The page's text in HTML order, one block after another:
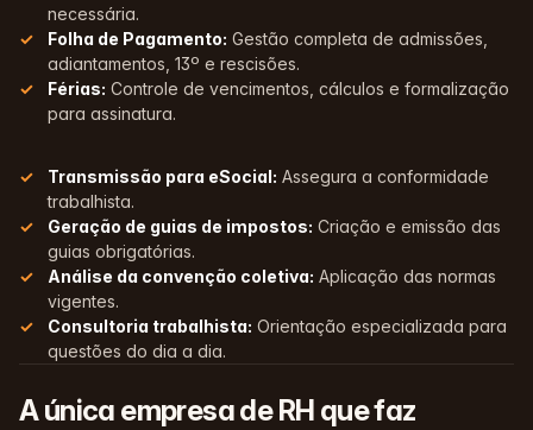
necessária.
Folha de Pagamento: Gestão completa de admissões,
adiantamentos, 13º e rescisões.
Férias: Controle de vencimentos, cálculos e formalização
para assinatura.
Transmissão para eSocial: Assegura a conformidade
trabalhista.
Geração de guias de impostos: Criação e emissão das
guias obrigatórias.
Análise da convenção coletiva: Aplicação das normas
vigentes.
Consultoria trabalhista: Orientação especializada para
questões do dia a dia.
Aúnica empresa de RH que faz